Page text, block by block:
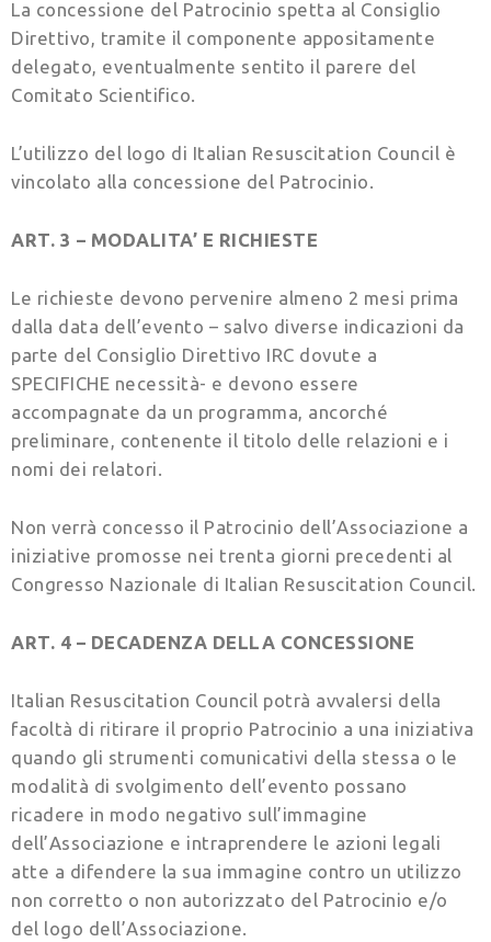
La concessione del Patrocinio spetta al Consiglio
Direttivo, tramite il componente appositamente
delegato, eventualmente sentito il parere del
Comitato Scientifico.
L’utilizzo del logo di Italian Resuscitation Council è
vincolato alla concessione del Patrocinio.
ART. 3 – MODALITA’ E RICHIESTE
Le richieste devono pervenire almeno 2 mesi prima
dalla data dell’evento – salvo diverse indicazioni da
parte del Consiglio Direttivo IRC dovute a
SPECIFICHE necessità- e devono essere
accompagnate da un programma, ancorché
preliminare, contenente il titolo delle relazioni e i
nomi dei relatori.
Non verrà concesso il Patrocinio dell’Associazione a
iniziative promosse nei trenta giorni precedenti al
Congresso Nazionale di Italian Resuscitation Council.
ART. 4 – DECADENZA DELLA CONCESSIONE
Italian Resuscitation Council potrà avvalersi della
facoltà di ritirare il proprio Patrocinio a una iniziativa
quando gli strumenti comunicativi della stessa o le
modalità di svolgimento dell’evento possano
ricadere in modo negativo sull’immagine
dell’Associazione e intraprendere le azioni legali
atte a difendere la sua immagine contro un utilizzo
non corretto o non autorizzato del Patrocinio e/o
del logo dell’Associazione.